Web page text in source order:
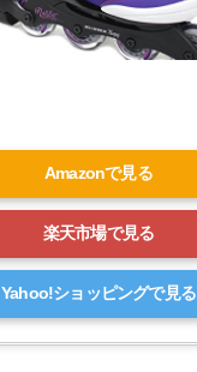
Amazonで見る
楽天市場で見る
Yahoo!ショッピングで見る